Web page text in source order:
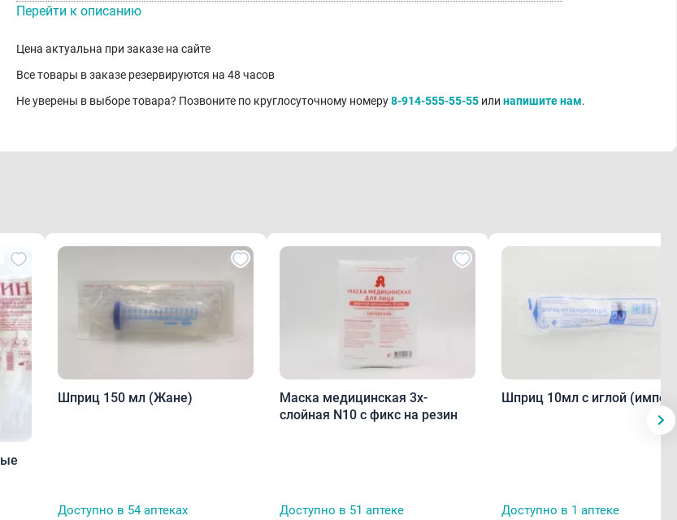
Перейти к описанию
Цена актуальна при заказе на сайте
Все товары в заказе резервируются на 48 часов
Не уверены в выборе товара? Позвоните по круглосуточному номеру8-914-555-55-55 или напишите нам.
Шприц 150 мл (Жане)
Доступно в 54 аптеках
Маска медицинская 3х-
слойная N10 с фикс на резин
Доступно в 51 аптеке
Шприц 10мл с иглой
Доступно в 1 аптеке